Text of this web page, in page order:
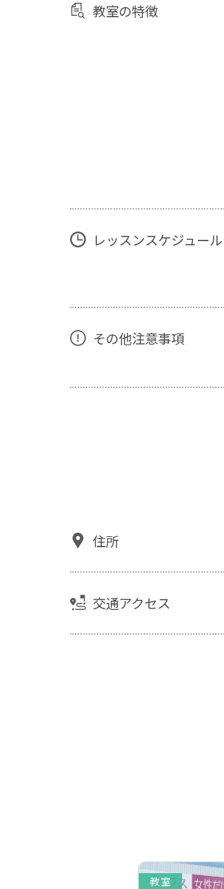
教室の特徴
レッスンスケジュール
その他注意事項
住所
交通アクセス
教室